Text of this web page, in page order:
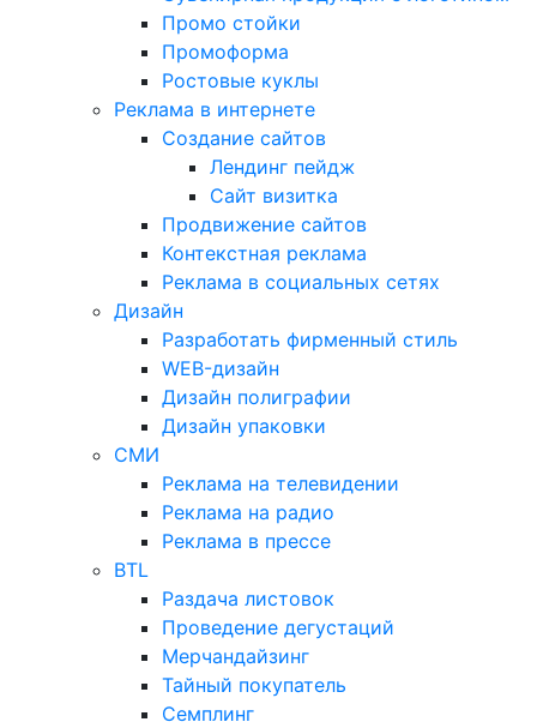
Промо стойки
Промоформа
Ростовые куклы
Реклама в интернете
Создание сайтов
Лендинг пейдж
Сайт визитка
Продвижение сайтов
Контекстная реклама
Реклама в социальных сетях
Дизайн
Разработать фирменный стиль
WEB-дизайн
Дизайн полиграфии
Дизайн упаковки
СМИ
Реклама на телевидении
Реклама на радио
Реклама в прессе
BTL
Раздача листовок
Проведение дегустаций
Мерчандайзинг
Тайный покупатель
Семплинг